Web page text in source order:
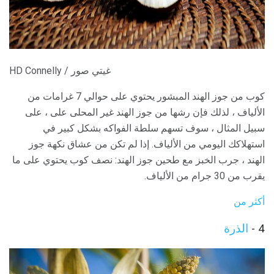
HD Connelly / غيتي صور
كوب من جوز الهند المبشور يحتوي على حوالي 7 غرامات من
الألياف ، لذلك فإن رشها من جوز الهند غير المحلى على ، على
سبيل المثال ، سوف تسهم سلطة الفواكه بشكل كبير في
استهلاكك اليومي من الألياف. إذا لم تكن من عشاق نكهة جوز
الهند ، جرب الخبز مع طحين جوز الهند: نصف كوب يحتوي على ما
يقرب من 30 جرام من الألياف.
أكثر من
4 - الذرة